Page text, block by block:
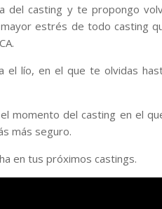
del casting y te propongo
estrés de todo casting
el lío, en el que te olvidas
momento del casting en el
más seguro.
en tus próximos castings.